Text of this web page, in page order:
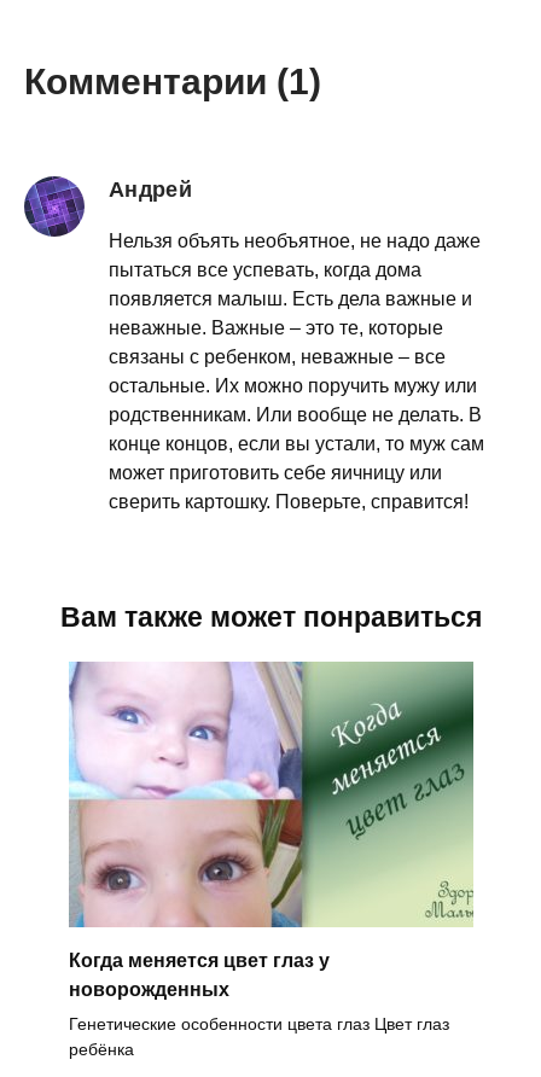
Комментарии (1)
Андрей
Нельзя объять необъятное, не надо даже
пытаться все успевать, когда дома
появляется малыш. Есть дела важные и
неважные. Важные – это те, которые
связаны с ребенком, неважные – все
остальные. Их можно поручить мужу или
родственникам. Или вообще не делать. В
конце концов, если вы устали, то муж сам
может приготовить себе яичницу или
сверить картошку. Поверьте, справится!
Вам также может понравиться
Когда меняется цвет глаз у
новорожденных
Генетические особенности цвета глаз Цвет глаз
ребёнка